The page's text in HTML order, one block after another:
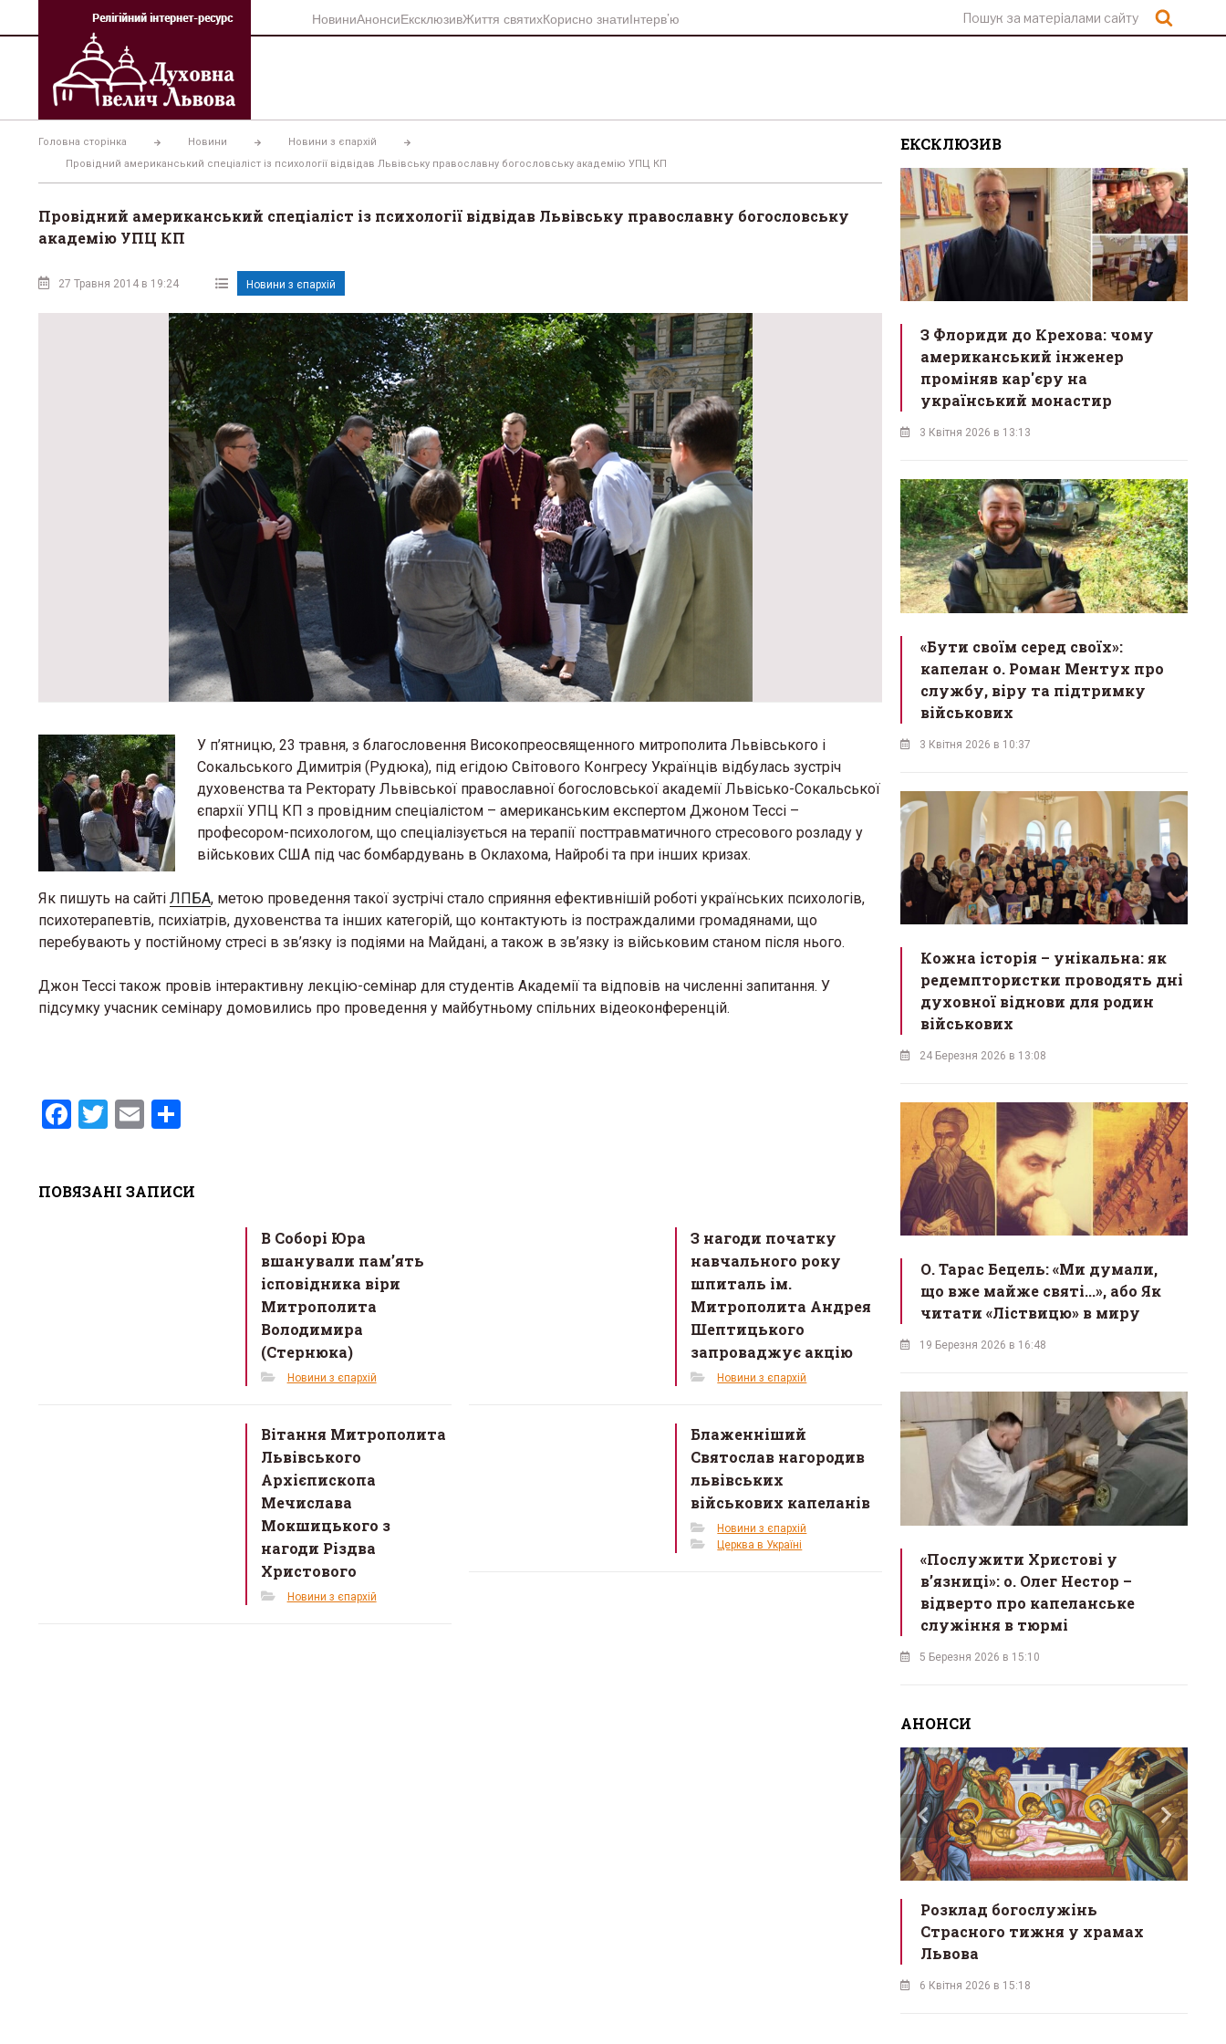
вмісту
НовиниАнонсиЕксклюзивЖиття святихКорисно знатиІнтерв’ю
Головна сторінка Новини
Новини з єпархій
Провідний американський спеціаліст із психології відвідав Львівську православну богословську академію УПЦ КП
Провідний американський спеціаліст із психології відвідав Львівську православну богословську
академію УПЦ КП
27 Травня 2014 в 19:24 Новини з єпархій
У п’ятницю, 23 травня, з благословення Високопреосвященного митрополита Львівського і
Сокальського Димитрія (Рудюка), під егідою Світового Конгресу Українців відбулась зустріч
духовенства та Ректорату Львівської православної богословської академії Львісько-Сокальської
єпархії УПЦ КП з провідним спеціалістом – американським експертом Джоном Тессі –
професором-психологом, що спеціалізується на терапії посттравматичного стресового розладу у
військових США під час бомбардувань в Оклахома, Найробі та при інших кризах.
Як пишуть на сайті ЛПБА, метою проведення такої зустрічі стало сприяння ефективнішій роботі українських психологів,
психотерапевтів, психіатрів, духовенства та інших категорій, що контактують із постраждалими громадянами, що
перебувають у постійному стресі в зв’язку із подіями на Майдані, а також в зв’язку із військовим станом після нього.
Джон Тессі також провів інтерактивну лекцію-семінар для студентів Академії та відповів на численні запитання. У
підсумку учасник семінару домовились про проведення у майбутньому спільних відеоконференцій.
F
b
T
er
E
e
ПОВЯЗАНІ ЗАПИСИ
В Соборі Юра
вшанували пам’ять
ісповідника віри
Митрополита
Володимира
(Стернюка)
Новини з єпархій
З нагоди початку
навчального року
шпиталь ім.
Митрополита Андрея
Шептицького
запроваджує акцію
Новини з єпархій
Вітання Митрополита
Львівського
Архієпископа
Мечислава
Мокшицького з
нагоди Різдва
Христового
Новини з єпархій
Блаженніший
Святослав нагородив
львівських
військових капеланів
Новини з єпархій
Церква в Україні
ЕКСКЛЮЗИВ
З Флориди до Крехова: чому
американський інженер
проміняв кар'єру на
український монастир
3 Квітня 2026 в 13:13
«Бути своїм серед своїх»:
капелан о. Роман Ментух про
службу, віру та підтримку
військових
3 Квітня 2026 в 10:37
Кожна історія – унікальна: як
редемптористки проводять дні
духовної віднови для родин
військових
24 Березня 2026 в 13:08
О. Тарас Бецель: «Ми думали,
що вже майже святі...», або Як
читати «Ліствицю» в миру
19 Березня 2026 в 16:48
«Послужити Христові у
вʼязниці»: о. Олег Нестор –
відверто про капеланське
служіння в тюрмі
5 Березня 2026 в 15:10
АНОНСИ
Розклад богослужінь
Страсного тижня у храмах
Львова
6 Квітня 2026 в 15:18